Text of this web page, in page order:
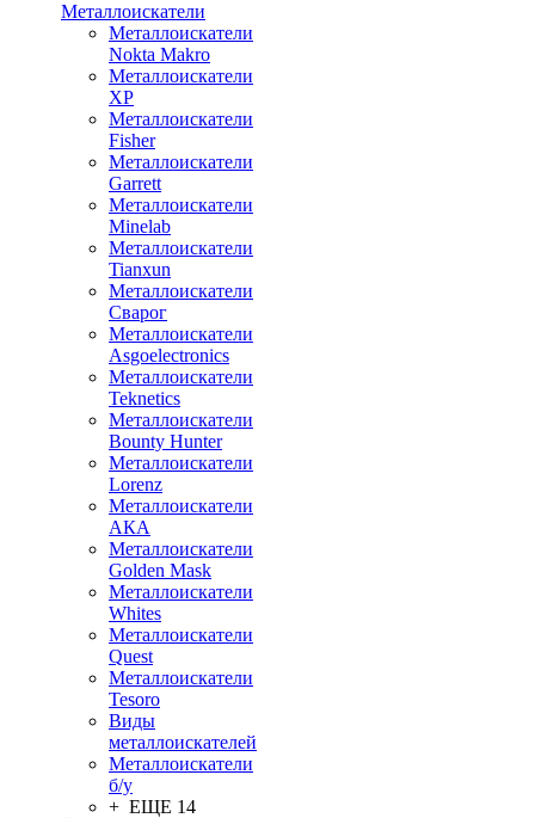
Металлоискатели
Металлоискатели
Nokta Makro
Металлоискатели
XP
Металлоискатели
Fisher
Металлоискатели
Garrett
Металлоискатели
Minelab
Металлоискатели
Tianxun
Металлоискатели
Сварог
Металлоискатели
Asgoelectronics
Металлоискатели
Teknetics
Металлоискатели
Bounty Hunter
Металлоискатели
Lorenz
Металлоискатели
АКА
Металлоискатели
Golden Mask
Металлоискатели
Whites
Металлоискатели
Quest
Металлоискатели
Tesoro
Виды
металлоискателей
Металлоискатели
б/у
+ ЕЩЕ 14